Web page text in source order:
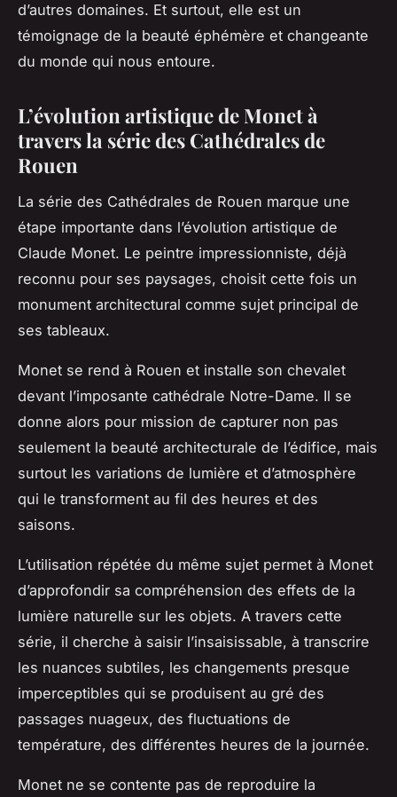
d’autres domaines. Et surtout, elle est un
témoignage de la beauté éphémère et changeante
du monde qui nous entoure.
L’évolution artistique de Monet à
travers la série des Cathédrales de
Rouen
La série des Cathédrales de Rouen marque une
étape importante dans l’évolution artistique de
Claude Monet. Le peintre impressionniste, déjà
reconnu pour ses paysages, choisit cette fois un
monument architectural comme sujet principal de
ses tableaux.
Monet se rend à Rouen et installe son chevalet
devant l’imposante cathédrale Notre-Dame. Il se
donne alors pour mission de capturer non pas
seulement la beauté architecturale de l’édifice, mais
surtout les variations de lumière et d’atmosphère
qui le transforment au fil des heures et des
saisons.
L’utilisation répétée du même sujet permet à Monet
d’approfondir sa compréhension des effets de la
lumière naturelle sur les objets. A travers cette
série, il cherche à saisir l’insaisissable, à transcrire
les nuances subtiles, les changements presque
imperceptibles qui se produisent au gré des
passages nuageux, des fluctuations de
température, des différentes heures de la journée.
Monet ne se contente pas de reproduire la